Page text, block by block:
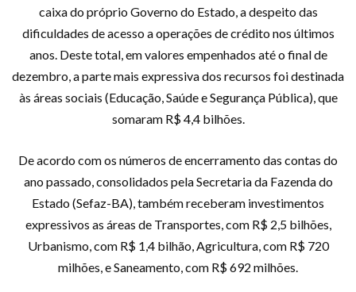
caixa do próprio Governo do Estado, a despeito das
dificuldades de acesso a operações de crédito nos últimos
anos. Deste total, em valores empenhados até o final de
dezembro, a parte mais expressiva dos recursos foi destinada
às áreas sociais (Educação, Saúde e Segurança Pública), que
somaram R$ 4,4 bilhões.
De acordo com os números de encerramento das contas do
ano passado, consolidados pela Secretaria da Fazenda do
Estado (Sefaz-BA), também receberam investimentos
expressivos as áreas de Transportes, com R$ 2,5 bilhões,
Urbanismo, com R$ 1,4 bilhão, Agricultura, com R$ 720
milhões, e Saneamento, com R$ 692 milhões.